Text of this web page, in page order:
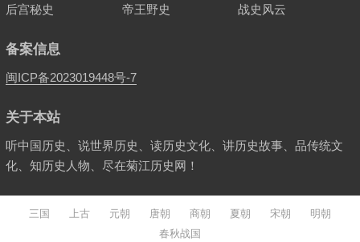
后宫秘史
帝王野史 战史风云
备案信息
闽ICP备2023019448号-7
关于本站
听中国历史、说世界历史、读历史文化、讲历史故事、品传统文
化、知历史人物、尽在菊江历史网！
三国 上古 元朝 唐朝 商朝 夏朝 宋朝
明朝
春秋战国